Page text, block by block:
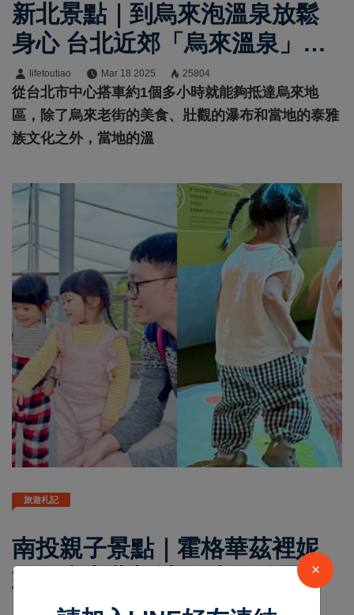
新北景點｜到烏來泡溫泉放鬆
身心 台北近郊「烏來溫泉」當
日來回輕鬆無負擔
lifetoutiao Mar 18 2025 25804
從台北市中心搭車約1個多小時就能夠抵達烏來地
區，除了烏來老街的美食、壯觀的瀑布和當地的泰雅
族文化之外，當地的溫
旅遊札記
南投親子景點｜霍格華茲裡妮
娜巧克力夢想城堡 走進侏羅紀
世界樂園 8大親子景點等你來玩
lifetoutiao Mar 18 2025 25464
×